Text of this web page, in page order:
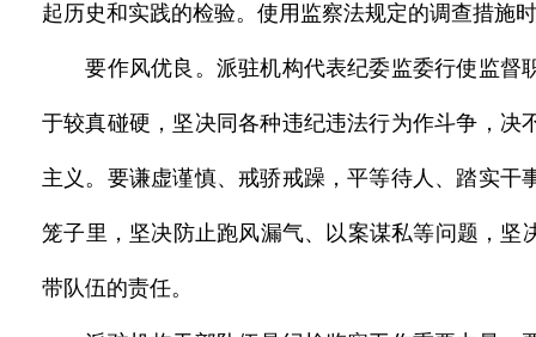
起历史和实践的检验。使用监察法规定的调查措施
要作风优良。派驻机构代表纪委监委行使监督
于较真碰硬，坚决同各种违纪违法行为作斗争，
主义。要谦虚谨慎、戒骄戒躁，平等待人、踏实
笼子里，坚决防止跑风漏气、以案谋私等问题，
带队伍的责任。